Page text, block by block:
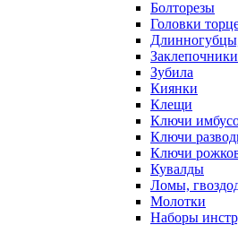
Болторезы
Головки
Заклепочники
Зубила
Киянки
Клещи
Ключи
Ключи
Ключи
Кувалды
Ломы,
Молотки
Наборы